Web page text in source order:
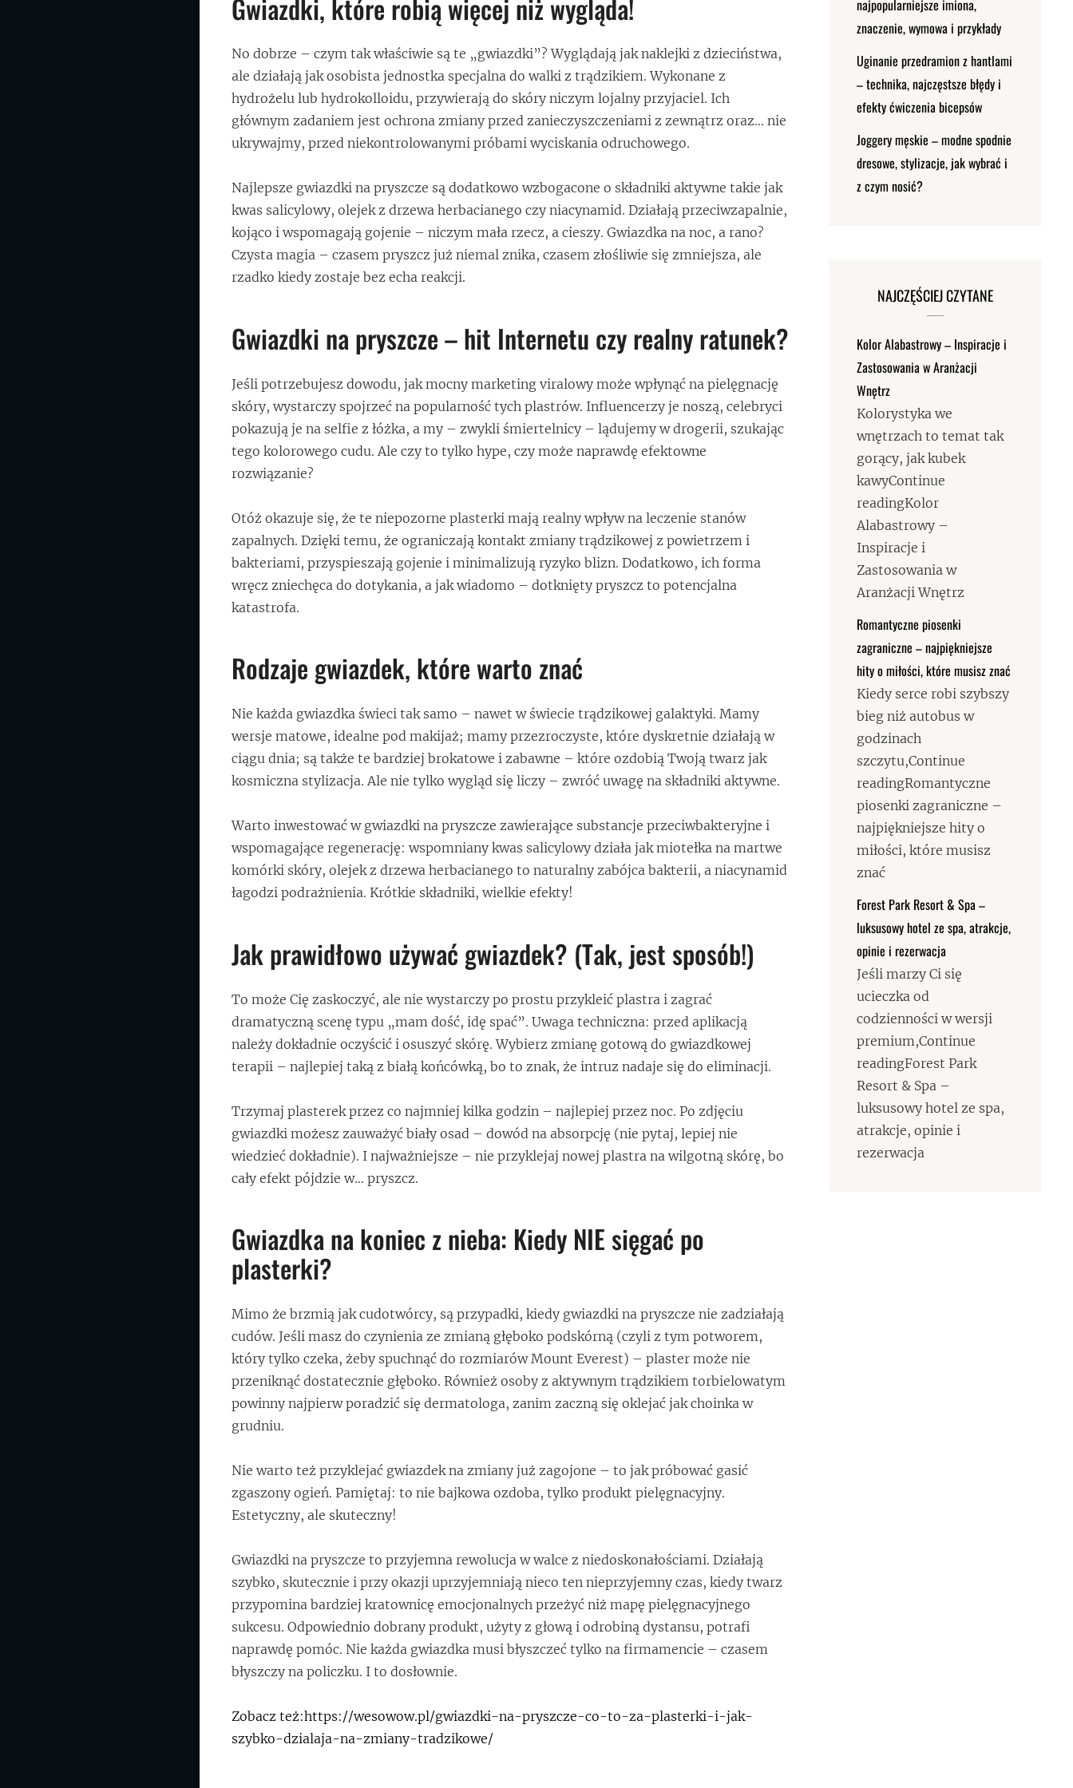
Gwiazdki, które robią więcej niż wygląda!
No dobrze – czym tak właściwie są te „gwiazdki”? Wyglądają jak naklejki z dzieciństwa,
ale działają jak osobista jednostka specjalna do walki z trądzikiem. Wykonane z
hydrożelu lub hydrokolloidu, przywierają do skóry niczym lojalny przyjaciel. Ich
głównym zadaniem jest ochrona zmiany przed zanieczyszczeniami z zewnątrz oraz… nie
ukrywajmy, przed niekontrolowanymi próbami wyciskania odruchowego.
Najlepsze gwiazdki na pryszcze są dodatkowo wzbogacone o składniki aktywne takie jak
kwas salicylowy, olejek z drzewa herbacianego czy niacynamid. Działają przeciwzapalnie,
kojąco i wspomagają gojenie – niczym mała rzecz, a cieszy. Gwiazdka na noc, a rano?
Czysta magia – czasem pryszcz już niemal znika, czasem złośliwie się zmniejsza, ale
rzadko kiedy zostaje bez echa reakcji.
Gwiazdki na pryszcze – hit Internetu czy realny ratunek?
Jeśli potrzebujesz dowodu, jak mocny marketing viralowy może wpłynąć na pielęgnację
skóry, wystarczy spojrzeć na popularność tych plastrów. Influencerzy je noszą, celebryci
pokazują je na selfie z łóżka, a my – zwykli śmiertelnicy – lądujemy w drogerii, szukając
tego kolorowego cudu. Ale czy to tylko hype, czy może naprawdę efektowne
rozwiązanie?
Otóż okazuje się, że te niepozorne plasterki mają realny wpływ na leczenie stanów
zapalnych. Dzięki temu, że ograniczają kontakt zmiany trądzikowej z powietrzem i
bakteriami, przyspieszają gojenie i minimalizują ryzyko blizn. Dodatkowo, ich forma
wręcz zniechęca do dotykania, a jak wiadomo – dotknięty pryszcz to potencjalna
katastrofa.
Rodzaje gwiazdek, które warto znać
Nie każda gwiazdka świeci tak samo – nawet w świecie trądzikowej galaktyki. Mamy
wersje matowe, idealne pod makijaż; mamy przezroczyste, które dyskretnie działają w
ciągu dnia; są także te bardziej brokatowe i zabawne – które ozdobią Twoją twarz jak
kosmiczna stylizacja. Ale nie tylko wygląd się liczy – zwróć uwagę na składniki aktywne.
Warto inwestować w gwiazdki na pryszcze zawierające substancje przeciwbakteryjne i
wspomagające regenerację: wspomniany kwas salicylowy działa jak miotełka na martwe
komórki skóry, olejek z drzewa herbacianego to naturalny zabójca bakterii, a niacynamid
łagodzi podrażnienia. Krótkie składniki, wielkie efekty!
Jak prawidłowo używać gwiazdek? (Tak, jest sposób!)
To może Cię zaskoczyć, ale nie wystarczy po prostu przykleić plastra i zagrać
dramatyczną scenę typu „mam dość, idę spać”. Uwaga techniczna: przed aplikacją
należy dokładnie oczyścić i osuszyć skórę. Wybierz zmianę gotową do gwiazdkowej
terapii – najlepiej taką z białą końcówką, bo to znak, że intruz nadaje się do eliminacji.
Trzymaj plasterek przez co najmniej kilka godzin – najlepiej przez noc. Po zdjęciu
gwiazdki możesz zauważyć biały osad – dowód na absorpcję (nie pytaj, lepiej nie
wiedzieć dokładnie). I najważniejsze – nie przyklejaj nowej plastra na wilgotną skórę, bo
cały efekt pójdzie w… pryszcz.
Gwiazdka na koniec z nieba: Kiedy NIE sięgać po
plasterki?
Mimo że brzmią jak cudotwórcy, są przypadki, kiedy gwiazdki na pryszcze nie zadziałają
cudów. Jeśli masz do czynienia ze zmianą głęboko podskórną (czyli z tym potworem,
który tylko czeka, żeby spuchnąć do rozmiarów Mount Everest) – plaster może nie
przeniknąć dostatecznie głęboko. Również osoby z aktywnym trądzikiem torbielowatym
powinny najpierw poradzić się dermatologa, zanim zaczną się oklejać jak choinka w
grudniu.
Nie warto też przyklejać gwiazdek na zmiany już zagojone – to jak próbować gasić
zgaszony ogień. Pamiętaj: to nie bajkowa ozdoba, tylko produkt pielęgnacyjny.
Estetyczny, ale skuteczny!
Gwiazdki na pryszcze to przyjemna rewolucja w walce z niedoskonałościami. Działają
szybko, skutecznie i przy okazji uprzyjemniają nieco ten nieprzyjemny czas, kiedy twarz
przypomina bardziej kratownicę emocjonalnych przeżyć niż mapę pielęgnacyjnego
sukcesu. Odpowiednio dobrany produkt, użyty z głową i odrobiną dystansu, potrafi
naprawdę pomóc. Nie każda gwiazdka musi błyszczeć tylko na firmamencie – czasem
błyszczy na policzku. I to dosłownie.
Zobacz też:https://wesowow.pl/gwiazdki-na-pryszcze-co-to-za-plasterki-i-jak-
szybko-dzialaja-na-zmiany-tradzikowe/
najpopularniejsze imiona,
znaczenie, wymowa i przykłady
Uginanie przedramion z hantlami
– technika, najczęstsze błędy i
efekty ćwiczenia bicepsów
Joggery męskie – modne spodnie
dresowe, stylizacje, jak wybrać i
z czym nosić?
NAJCZĘŚCIEJ CZYTANE
Kolor Alabastrowy – Inspiracje i
Zastosowania w Aranżacji
Wnętrz
Kolorystyka we
wnętrzach to temat tak
gorący, jak kubek
kawyContinue
readingKolor
Alabastrowy –
Inspiracje i
Zastosowania w
Aranżacji Wnętrz
Romantyczne piosenki
zagraniczne – najpiękniejsze
hity o miłości, które musisz znać
Kiedy serce robi szybszy
bieg niż autobus w
godzinach
szczytu,Continue
readingRomantyczne
piosenki zagraniczne –
najpiękniejsze hity o
miłości, które musisz
znać
Forest Park Resort & Spa –
luksusowy hotel ze spa, atrakcje,
opinie i rezerwacja
Jeśli marzy Ci się
ucieczka od
codzienności w wersji
premium,Continue
readingForest Park
Resort & Spa –
luksusowy hotel ze spa,
atrakcje, opinie i
rezerwacja